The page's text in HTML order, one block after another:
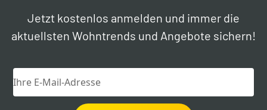
Jetzt kostenlos anmelden und immer die
aktuellsten Wohntrends und Angebote sichern!